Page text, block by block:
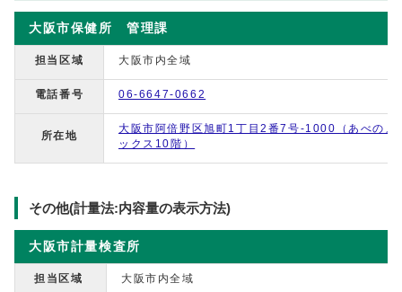
大阪市保健所 管理課
担当区域 大阪市内全域
電話番号 06-6647-0662
所在地
大阪市阿倍野区旭町1丁目2番7号-1000（あべのメ
ックス10階）
その他(計量法:内容量の表示方法)
大阪市計量検査所
担当区域 大阪市内全域